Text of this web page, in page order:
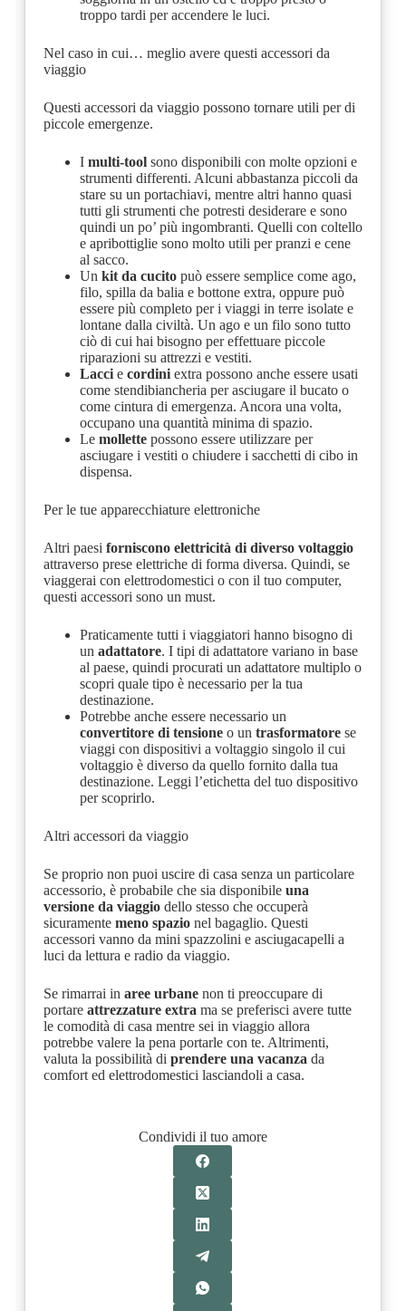
troppo tardi per accendere le luci.
Nel caso in cui… meglio avere questi accessori da
viaggio
Questi accessori da viaggio possono tornare utili per di
piccole emergenze.
I multi-toolsono disponibili con molte opzioni e
strumenti differenti. Alcuni abbastanza piccoli da
stare su un portachiavi, mentre altri hanno quasi
tutti gli strumenti che potresti desiderare e sono
quindi un po’ più ingombranti. Quelli con coltello
e apribottiglie sono molto utili per pranzi e cene
al sacco.
Un kit da cucitopuò essere semplice come ago,
filo, spilla da balia e bottone extra, oppure può
essere più completo per i viaggi in terre isolate e
lontane dalla civiltà. Un ago e un filo sono tutto
ciò di cui hai bisogno per effettuare piccole
riparazioni su attrezzi e vestiti.
Laccie cordiniextra possono anche essere usati
come stendibiancheria per asciugare il bucato o
come cintura di emergenza. Ancora una volta,
occupano una quantità minima di spazio.
Le mollettepossono essere utilizzare per
asciugare i vestiti o chiudere i sacchetti di cibo in
dispensa.
Per le tue apparecchiature elettroniche
Altri paesi forniscono elettricità di diverso voltaggio
attraverso prese elettriche di forma diversa. Quindi, se
viaggerai con elettrodomestici o con il tuo computer,
questi accessori sono un must.
Praticamente tutti i viaggiatori hanno bisogno di
un adattatore. I tipi di adattatore variano in base
al paese, quindi procurati un adattatore multiplo o
scopri quale tipo è necessario per la tua
destinazione.
Potrebbe anche essere necessario un
convertitore di tensioneo un trasformatorese
viaggi con dispositivi a voltaggio singolo il cui
voltaggio è diverso da quello fornito dalla tua
destinazione. Leggi l’etichetta del tuo dispositivo
per scoprirlo.
Altri accessori da viaggio
Se proprio non puoi uscire di casa senza un particolare
accessorio, è probabile che sia disponibile una
versione da viaggiodello stesso che occuperà
sicuramente meno spazionel bagaglio. Questi
accessori vanno da mini spazzolini e asciugacapelli a
luci da lettura e radio da viaggio.
Se rimarrai in aree urbanenon ti preoccupare di
portare attrezzature extra ma se preferisci avere tutte
le comodità di casa mentre sei in viaggio allora
potrebbe valere la pena portarle con te. Altrimenti,
valuta la possibilità di prendere una vacanza da
comfort ed elettrodomestici lasciandoli a casa.
Condividi il tuo amore